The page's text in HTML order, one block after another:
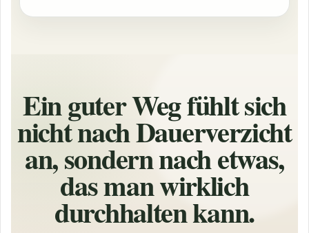
Ein guter Weg fühlt sich
nicht nach Dauerverzicht
an, sondern nach etwas,
das man wirklich
durchhalten kann.